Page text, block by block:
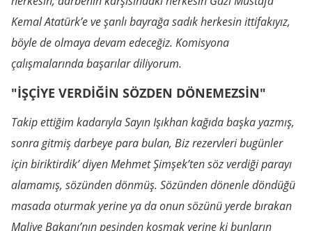
Kemal Atatürk’e ve şanlı bayrağa sadık herkesin ittifakıyız,
böyle de olmaya devam edeceğiz. Komisyona
çalışmalarında başarılar diliyorum.
"İŞÇİYE VERDİĞİN SÖZDEN DÖNEMEZSİN"
Takip ettiğim kadarıyla Sayın Işıkhan kağıda başka yazmış,
sonra gitmiş darbeye para bulan, Biz rezervleri bugünler
için biriktirdik’ diyen Mehmet Şimşek’ten söz verdiği parayı
alamamış, sözünden dönmüş. Sözünden dönenle döndüğü
masada oturmak yerine ya da onun sözünü yerde bırakan
Maliye Bakanı’nın peşinden koşmak yerine ki bunların